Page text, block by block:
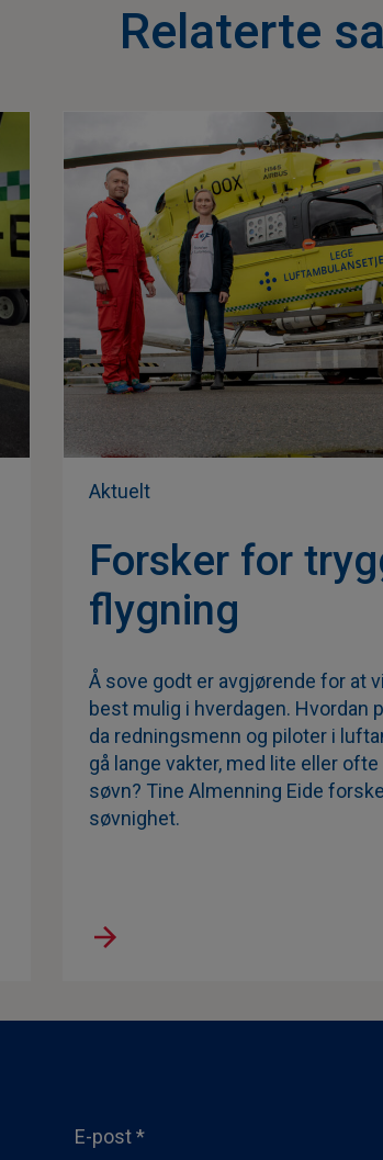
Relaterte
Aktuelt
Forsker for
flygning
Å sove godt er avgjørende for at
best mulig i hverdagen. Hvordan
da redningsmenn og piloter i
gå lange vakter, med lite eller
søvn? Tine Almenning Eide
søvnighet.
E-post*